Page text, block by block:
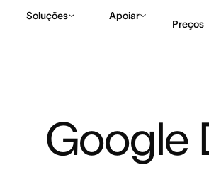
Soluções Apoiar
Preços
Google